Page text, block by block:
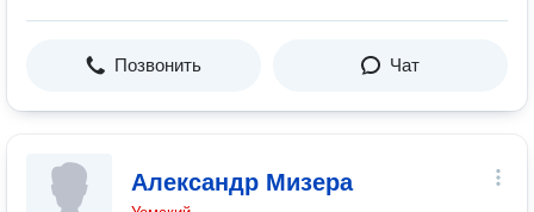
Позвонить Чат
Александр Мизера